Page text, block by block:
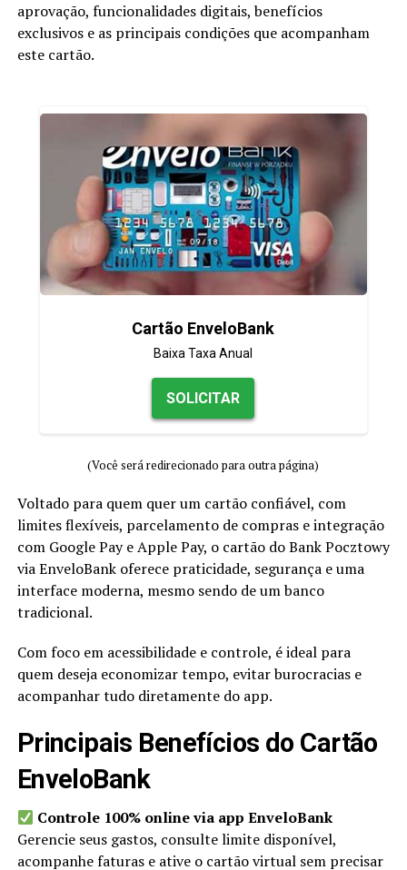
aprovação, funcionalidades digitais, benefícios
exclusivos e as principais condições que acompanham
este cartão.
Cartão EnveloBank
Baixa Taxa Anual
SOLICITAR
(Você será redirecionado para outra página)
Voltado para quem quer um cartão confiável, com
limites flexíveis, parcelamento de compras e integração
com Google Pay e Apple Pay, o cartão do Bank Pocztowy
via EnveloBank oferece praticidade, segurança e uma
interface moderna, mesmo sendo de um banco
tradicional.
Com foco em acessibilidade e controle, é ideal para
quem deseja economizar tempo, evitar burocracias e
acompanhar tudo diretamente do app.
Principais Benefícios do Cartão
EnveloBank
Controle 100% online via app EnveloBank
Gerencie seus gastos, consulte limite disponível,
acompanhe faturas e ative o cartão virtual sem precisar